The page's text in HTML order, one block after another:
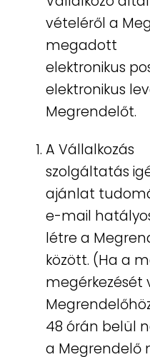
vételéről a
megadott
elektronikus
elektronikus
Megrendelőt.
A Vállalkozás
szolgáltatás
ajánlat
e-mail
létre a
között. (Ha a
megérkezését
48 órán belül
a Megrendelő